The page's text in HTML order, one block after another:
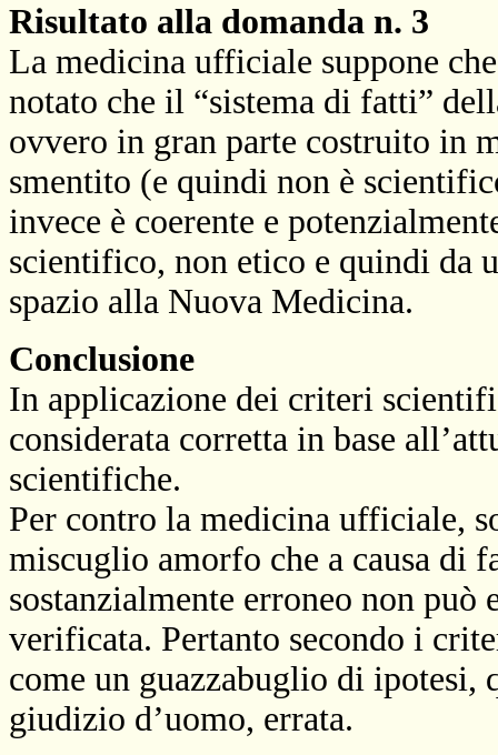
Risultato alla domanda n. 3
La medicina ufficiale suppone
notato che il “sistema di fatti”
ovvero in gran parte costruito in
smentito (e quindi non è
invece è coerente e
scientifico, non etico e quindi da
spazio alla Nuova Medicina.
Conclusione
In applicazione dei criteri
considerata corretta in base
scientifiche.
Per contro la medicina ufficiale,
miscuglio amorfo che a causa di
sostanzialmente erroneo non può
verificata. Pertanto secondo i
come un guazzabuglio di
giudizio d’uomo, errata.